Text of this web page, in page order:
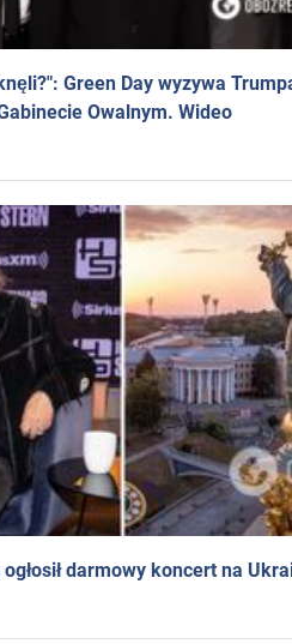
Green Day wyzywa
Owalnym. Wideo
darmowy koncert na